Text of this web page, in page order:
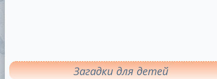
Загадки для детей